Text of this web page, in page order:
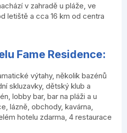
v zahradě u pláže, ve
letiště a cca 16 km od centra
Fame Residence:
výtahy, několik bazénů
skluzavky, dětský klub a
lobby bar, bar na pláži a u
lázně, obchody, kavárna,
hotelu zdarma, 4 restaurace